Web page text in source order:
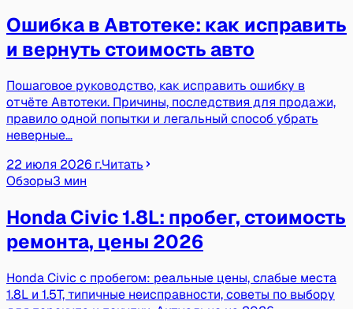
Ошибка в Автотеке: как исправить
и вернуть стоимость авто
Пошаговое руководство, как исправить ошибку в
отчёте Автотеки. Причины, последствия для продажи,
правило одной попытки и легальный способ убрать
неверные…
22 июля 2026 г.Читать
Обзоры3 мин
Honda Civic 1.8L: пробег, стоимость
ремонта, цены 2026
Honda Civic с пробегом: реальные цены, слабые места
1.8L и 1.5T, типичные неисправности, советы по выбору